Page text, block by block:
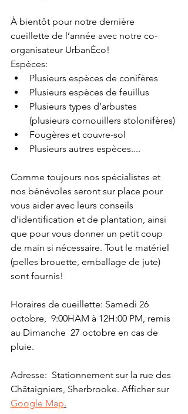
À bientôt pour notre dernière
cueillette de l’année avec notre co-
organisateur UrbanÉco!
Espèces:
Plusieurs espèces de conifères
Plusieurs espèces de feuillus
Plusieurs types d’arbustes
(plusieurs cornouillers stolonifères)
Fougères et couvre-sol
Plusieurs autres espèces....
Comme toujours nos spécialistes et
nos bénévoles seront sur place pour
vous aider avec leurs conseils
d’identification et de plantation, ainsi
que pour vous donner un petit coup
de main si nécessaire. Tout le matériel
(pelles brouette, emballage de jute)
sont fournis!
Horaires de cueillette: Samedi 26
octobre,  9:00HAM à 12H:00 PM, remis
au Dimanche  27 octobre en cas de
pluie.
Adresse:  Stationnement sur la rue des
Châtaigniers, Sherbrooke. Afficher sur
Google Map.